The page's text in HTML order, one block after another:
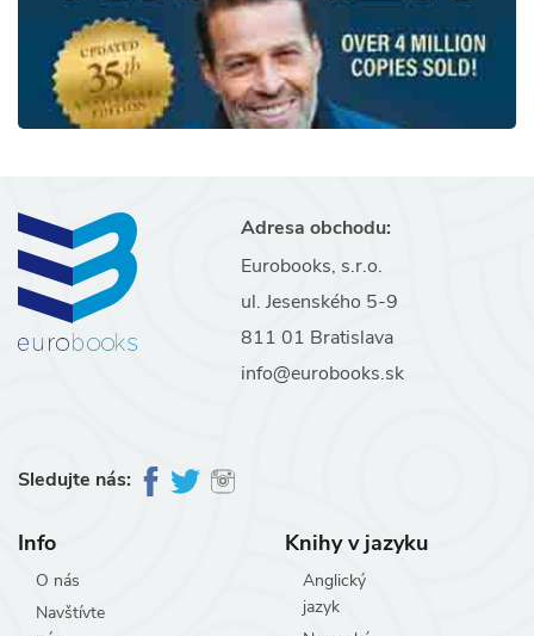
Adresa obchodu:
Eurobooks, s.r.o.
ul. Jesenského 5-9
811 01 Bratislava
info@eurobooks.sk
Sledujte nás:
Info
O nás
Navštívte
Knihy v jazyku
Anglický
jazyk